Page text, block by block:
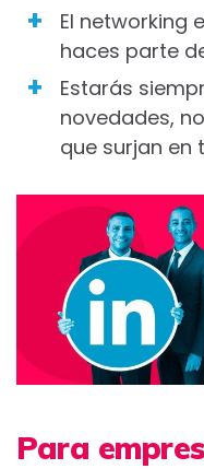
El networking
haces parte
Estarás
novedades,
que surjan en
Para